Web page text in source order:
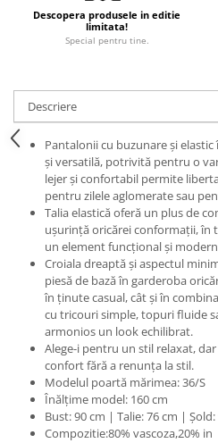
Descopera produsele in editie
limitata!
Special pentru tine.
Descriere
Pantalonii cu buzunare și
și versatilă, potrivită pentru o
lejer și confortabil permite
pentru zilele aglomerate sau
Talia elastică oferă un plus de
ușurință oricărei conformații, în
un element funcțional și
Croiala dreaptă și aspectul
piesă de bază în garderoba
în ținute casual, cât și în
cu tricouri simple, topuri fluide
armonios un look echilibrat.
Alege-i pentru un stil relaxat,
confort fără a renunța la stil.
Modelul poartă mărimea: 36/S
Înălțime model: 160 cm
Bust: 90 cm | Talie: 76 cm | Șold:
Compozitie:80% vascoza,20% in